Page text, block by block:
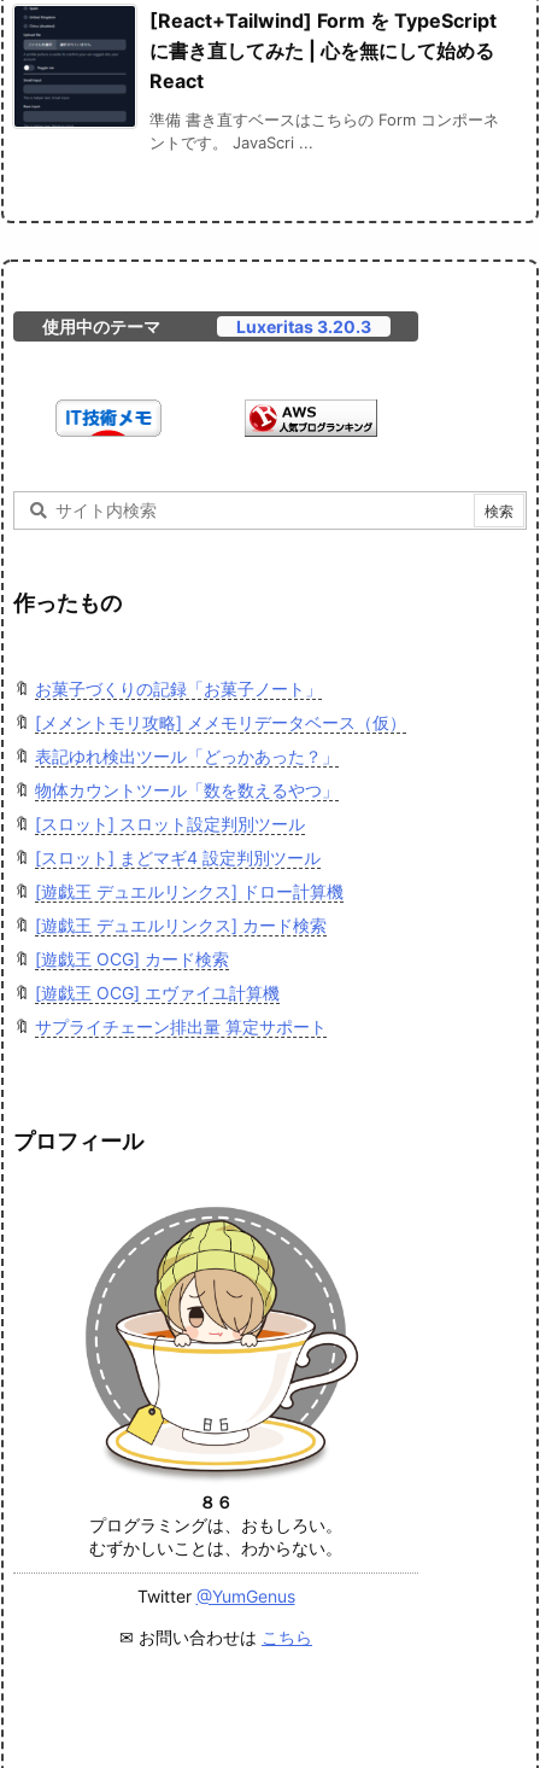
[React+Tailwind] Form を TypeScript
に書き直してみた | 心を無にして始める
React
準備 書き直すベースはこちらの Form コンポーネ
ントです。 JavaScri ...
使用中のテーマ Luxeritas 3.20.3
作ったもの
🔖 お菓子づくりの記録「お菓子ノート」
🔖 [メメントモリ攻略] メメモリデータベース（仮）
🔖 表記ゆれ検出ツール「どっかあった？」
🔖 物体カウントツール「数を数えるやつ」
🔖 [スロット] スロット設定判別ツール
🔖 [スロット] まどマギ4 設定判別ツール
🔖 [遊戯王 デュエルリンクス] ドロー計算機
🔖 [遊戯王 デュエルリンクス] カード検索
🔖 [遊戯王 OCG] カード検索
🔖 [遊戯王 OCG] エヴァイユ計算機
🔖 サプライチェーン排出量 算定サポート
プロフィール
８６
プログラミングは、おもしろい。
むずかしいことは、わからない。
Twitter @YumGenus
✉ お問い合わせは こちら